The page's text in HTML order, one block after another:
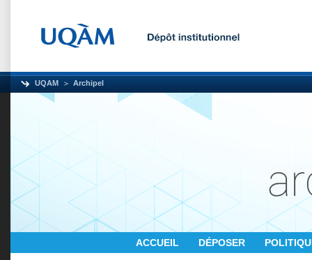
UQAM Archipel
ACCUEIL DÉPOSER